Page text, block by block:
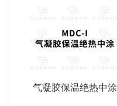
气凝胶保温绝热中涂